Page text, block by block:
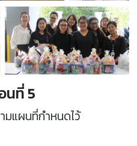
ที่ 5
มแผนที่กำหนดไว้